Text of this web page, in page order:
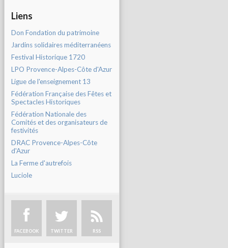
Liens
Don Fondation du patrimoine
Jardins solidaires méditerranéens
Festival Historique 1720
LPO Provence-Alpes-Côte d'Azur
Ligue de l'enseignement 13
Fédération Française des Fêtes et
Spectacles Historiques
Fédération Nationale des
Comités et des organisateurs de
festivités
DRAC Provence-Alpes-Côte
d'Azur
La Ferme d'autrefois
Luciole
FACEBOOK TWITTER RSS